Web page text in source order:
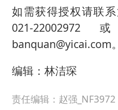
如需获得授权请联
021-22002972或
banquan@yicai.com。
编辑：林洁琛
责任编辑：赵强_NF3972